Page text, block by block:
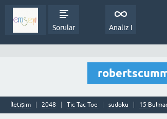
Sorular Analiz I
İletişim 2048 Tic Tac Toe sudoku 15